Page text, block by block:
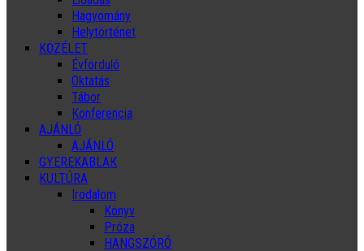
Hagyomány
Helytörténet
KÖZÉLET
Évforduló
Oktatás
Tábor
Konferencia
AJÁNLÓ
AJÁNLÓ
GYEREKABLAK
KULTÚRA
Irodalom
Könyv
Próza
HANGSZÓRÓ